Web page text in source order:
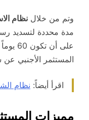
وتم من خلال نظام
مدة محددة لتسديد
على
المستثمر الأجنبي عن
اقرأ أيضاً: نظام
مميزات